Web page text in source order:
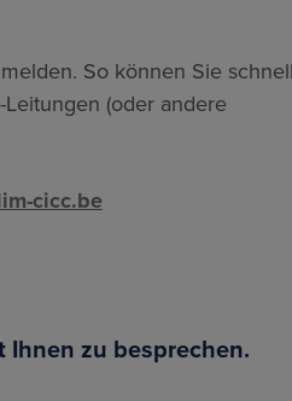
So können Sie schnell
(oder andere
cicc.be
Ihnen zu besprechen.